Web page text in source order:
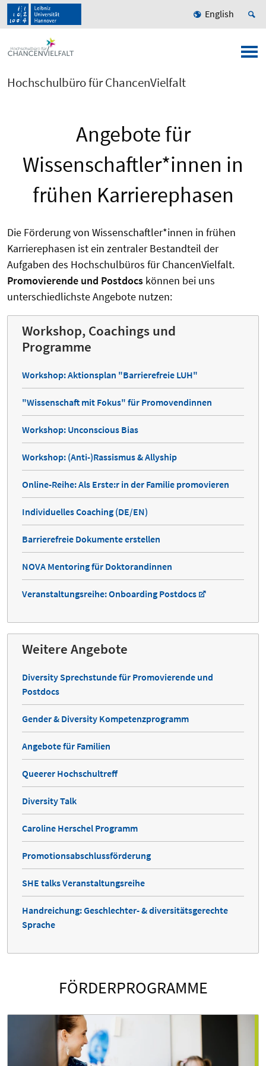
English
Hochschulbüro für ChancenVielfalt
Angebote für
Wissenschaftler*innen in
frühen Karrierephasen
Die Förderung von Wissenschaftler*innen in frühen
Karrierephasen ist ein zentraler Bestandteil der
Aufgaben des Hochschulbüros für ChancenVielfalt.
Promovierende und Postdocs können bei uns
unterschiedlichste Angebote nutzen:
Workshop, Coachings und
Programme
Workshop: Aktionsplan "Barrierefreie LUH"
"Wissenschaft mit Fokus" für Promovendinnen
Workshop: Unconscious Bias
Workshop: (Anti-)Rassismus & Allyship
Online-Reihe: Als Erste:r in der Familie promovieren
Individuelles Coaching (DE/EN)
Barrierefreie Dokumente erstellen
NOVA Mentoring für Doktorandinnen
Veranstaltungsreihe: Onboarding Postdocs
Weitere Angebote
Diversity Sprechstunde für Promovierende und
Postdocs
Gender & Diversity Kompetenzprogramm
Angebote für Familien
Queerer Hochschultreff
Diversity Talk
Caroline Herschel Programm
Promotionsabschlussförderung
SHE talks Veranstaltungsreihe
Handreichung: Geschlechter- & diversitätsgerechte
Sprache
FÖRDERPROGRAMME